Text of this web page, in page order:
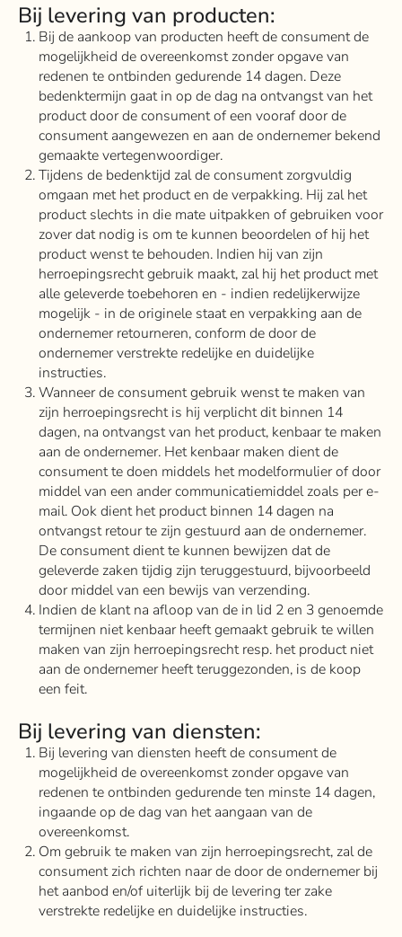
Bij levering van producten:
Bij de aankoop van producten heeft de consument de
mogelijkheid de overeenkomst zonder opgave van
redenen te ontbinden gedurende 14 dagen. Deze
bedenktermijn gaat in op de dag na ontvangst van het
product door de consument of een vooraf door de
consument aangewezen en aan de ondernemer bekend
gemaakte vertegenwoordiger.
Tijdens de bedenktijd zal de consument zorgvuldig
omgaan met het product en de verpakking. Hij zal het
product slechts in die mate uitpakken of gebruiken voor
zover dat nodig is om te kunnen beoordelen of hij het
product wenst te behouden. Indien hij van zijn
herroepingsrecht gebruik maakt, zal hij het product met
alle geleverde toebehoren en - indien redelijkerwijze
mogelijk - in de originele staat en verpakking aan de
ondernemer retourneren, conform de door de
ondernemer verstrekte redelijke en duidelijke
instructies.
Wanneer de consument gebruik wenst te maken van
zijn herroepingsrecht is hij verplicht dit binnen 14
dagen, na ontvangst van het product, kenbaar te maken
aan de ondernemer. Het kenbaar maken dient de
consument te doen middels het modelformulier of door
middel van een ander communicatiemiddel zoals per e-
mail. Ook dient het product binnen 14 dagen na
ontvangst retour te zijn gestuurd aan de ondernemer.
De consument dient te kunnen bewijzen dat de
geleverde zaken tijdig zijn teruggestuurd, bijvoorbeeld
door middel van een bewijs van verzending.
Indien de klant na afloop van de in lid 2 en 3 genoemde
termijnen niet kenbaar heeft gemaakt gebruik te willen
maken van zijn herroepingsrecht resp. het product niet
aan de ondernemer heeft teruggezonden, is de koop
een feit.
Bij levering van diensten:
Bij levering van diensten heeft de consument de
mogelijkheid de overeenkomst zonder opgave van
redenen te ontbinden gedurende ten minste 14 dagen,
ingaande op de dag van het aangaan van de
overeenkomst.
Om gebruik te maken van zijn herroepingsrecht, zal de
consument zich richten naar de door de ondernemer bij
het aanbod en/of uiterlijk bij de levering ter zake
verstrekte redelijke en duidelijke instructies.